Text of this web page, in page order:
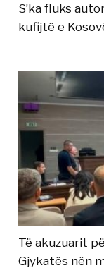
S’ka fluks
kufijtë e
Të akuzuarit
Gjykatës nën